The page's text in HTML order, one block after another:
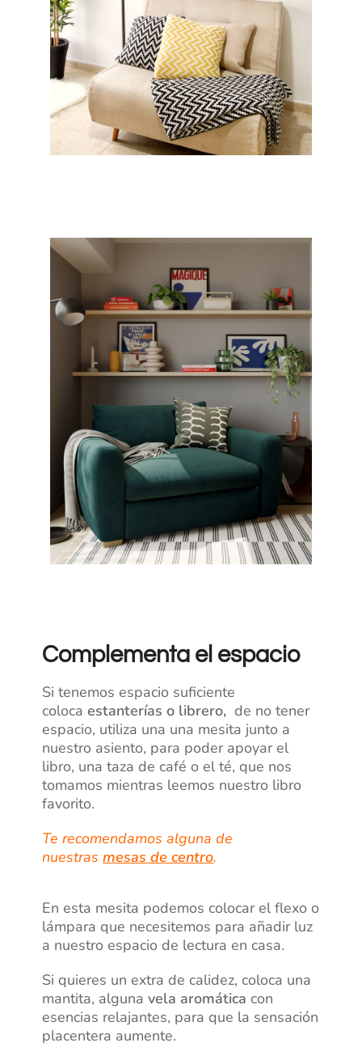
Complementa el espacio
Si tenemos espacio suficiente
colocaestanterías o librero, de no tener
espacio, utiliza una una mesita junto a
nuestro asiento, para poder apoyar el
libro, una taza de café o el té, que nos
tomamos mientras leemos nuestro libro
favorito.
Te recomendamos alguna de
nuestrasmesas de centro.
En esta mesita podemos colocar el flexo o
lámpara que necesitemos para añadir luz
a nuestro espacio de lectura en casa.
Si quieres un extra de calidez, coloca una
mantita, algunavela aromática con
esencias relajantes, para que la sensación
placentera aumente.